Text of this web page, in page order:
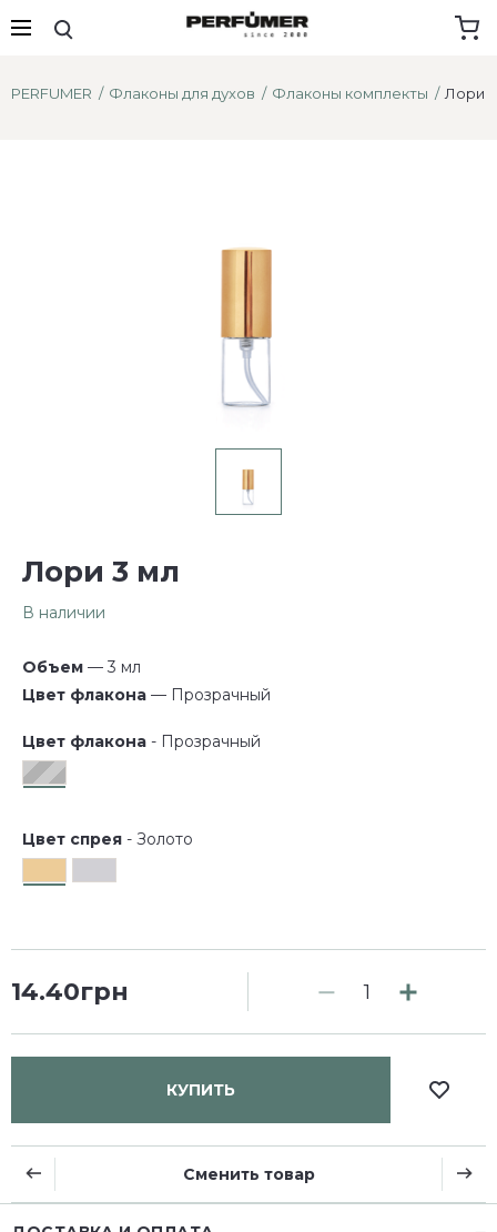
PERFUMER Флаконы для духов Флаконы комплекты Лори
Лори 3 мл
В наличии
Объем
— 3 мл
Цвет флакона
— Прозрачный
Цвет флакона - Прозрачный
Цвет спрея - Золото
14.40грн
КУПИТЬ
Сменить товар